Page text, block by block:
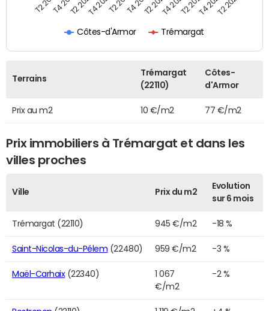
Côtes-d'Armor Trémargat
Terrains
Trémargat
(22110)
Côtes-
d'Armor
Prix au m2 10 €/m2 77 €/m2
Prix immobiliers à Trémargat et dans les
villes proches
Ville Prix du m2
Evolution
sur 6 mois
Trémargat (22110) 945 €/m2 -18 %
Saint-Nicolas-du-Pélem (22480) 959 €/m2 -3 %
Maël-Carhaix(22340)
1 067
€/m2
-2 %